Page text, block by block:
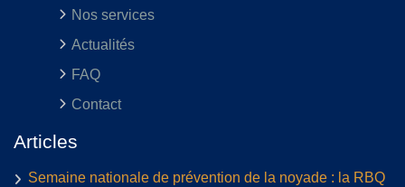
Nos services
Actualités
FAQ
Contact
Articles
Semaine nationale de prévention de la noyade : la RBQ